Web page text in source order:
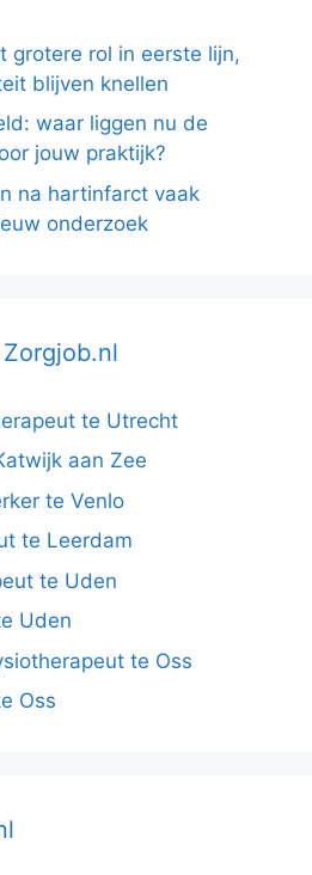
grotere rol in eerste lijn,
blijven knellen
waar liggen nu de
jouw praktijk?
na hartinfarct vaak
onderzoek
te Utrecht
aan Zee
te Venlo
te Leerdam
te Uden
Uden
te Oss
Oss